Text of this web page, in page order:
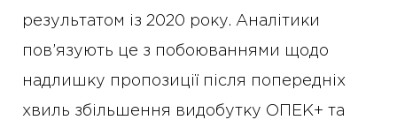
результатом із 2020 року. Аналітики
пов’язують це з побоюваннями щодо
надлишку пропозиції після попередніх
хвиль збільшення видобутку ОПЕК+ та